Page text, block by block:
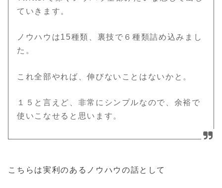
ていきます。
ノウハウは15種類、裏技で６種類詰め込みまし
た。
これ全部やれば、伸びないことはないかと。
１５と言えど、非常にシンプルなので、余裕で
使いこなせると思います。
こちらは実利のあるノウハウの話として